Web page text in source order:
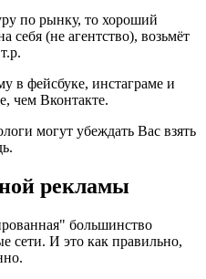
по рынку, то хороший
себя (не агентство), возьмёт
в фейсбуке, инстаграме и
чем Вконтакте.
могут убеждать Вас взять
рекламы
большинство
сети. И это как правильно,